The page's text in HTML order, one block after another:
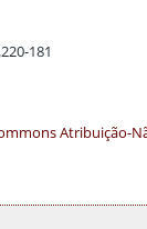
181
Atribuição-